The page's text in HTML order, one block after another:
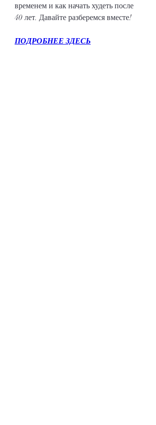
временем и как начать худеть после
40 лет. Давайте разберемся вместе!
ПОДРОБНЕЕ ЗДЕСЬ